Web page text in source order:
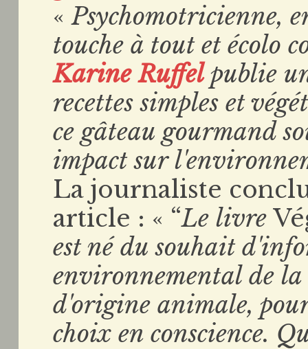
«Psychomotricienne,
touche à tout et écolo
Karine Ruffelpublie
recettes simples et
ce gâteau gourmand
impact sur
La journaliste
article : « “Le livre
est né du souhait
environnemental de
d'origine animale,
choix en conscience.